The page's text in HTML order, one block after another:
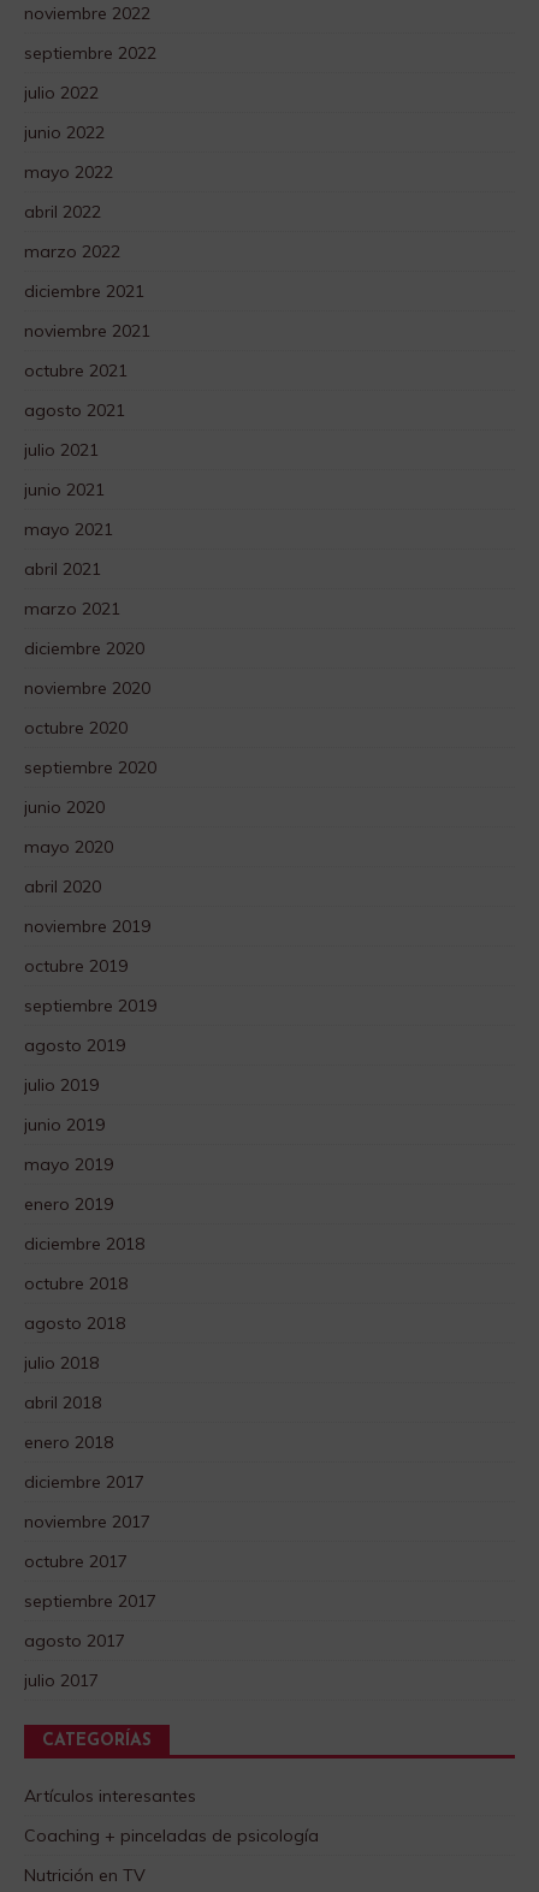
noviembre 2022
septiembre 2022
julio 2022
junio 2022
mayo 2022
abril 2022
marzo 2022
diciembre 2021
noviembre 2021
octubre 2021
agosto 2021
julio 2021
junio 2021
mayo 2021
abril 2021
marzo 2021
diciembre 2020
noviembre 2020
octubre 2020
septiembre 2020
junio 2020
mayo 2020
abril 2020
noviembre 2019
octubre 2019
septiembre 2019
agosto 2019
julio 2019
junio 2019
mayo 2019
enero 2019
diciembre 2018
octubre 2018
agosto 2018
julio 2018
abril 2018
enero 2018
diciembre 2017
noviembre 2017
octubre 2017
septiembre 2017
agosto 2017
julio 2017
CATEGORÍAS
Artículos interesantes
Coaching + pinceladas de psicología
Nutrición en TV